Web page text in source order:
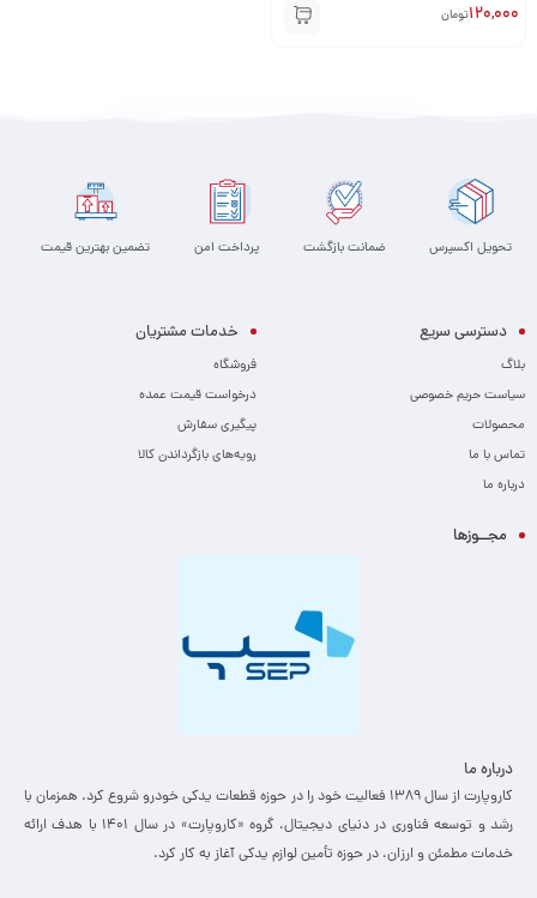
120,000تومان
تحویل اکسپرس ضمانت بازگشت پرداخت امن تضمین بهترین قیمت
دسترسی سریع
بلاگ
سیاست حریم خصوصی
محصولات
تماس با ما
درباره ما
خدمات مشتریان
فروشگاه
درخواست قیمت عمده
پیگیری سفارش
رویه‌های بازگرداندن کالا
مجــوزها
درباره ما
کاروپارت از سال ۱۳۸۹ فعالیت خود را در حوزه قطعات یدکی خودرو شروع کرد. همزمان با
رشد و توسعه فناوری در دنیای دیجیتال، گروه «کاروپارت» در سال ۱۴۰۱ با هدف ارائه
خدمات مطمئن و ارزان، ­در حوزه تأمین لوازم یدکی آغاز به کار کرد.